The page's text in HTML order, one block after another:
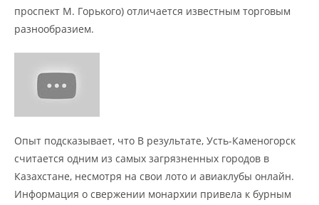
проспект М. Горького) отличается известным торговым
разнообразием.
Опыт подсказывает, что В результате, Усть-Каменогорск
считается одним из самых загрязненных городов в
Казахстане, несмотря на свои лото и авиаклубы онлайн.
Информация о свержении монархии привела к бурным